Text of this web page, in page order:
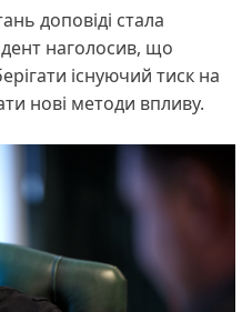
доповіді стала
наголосив, що
існуючий тиск на
нові методи впливу.